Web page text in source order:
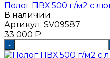
Полог ПВХ 500 г/м2 с
В наличии
Артикул: SV09587
33 000 Р
-